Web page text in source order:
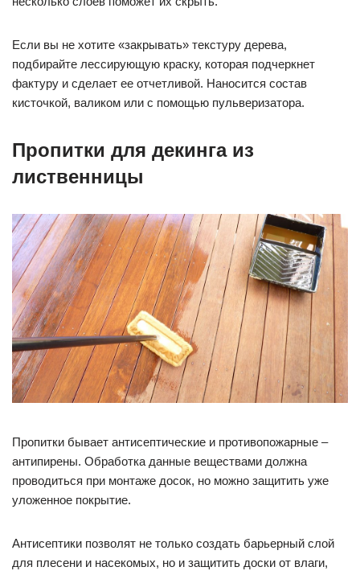
Если вы не хотите «закрывать» текстуру дерева,
подбирайте лессирующую краску, которая подчеркнет
фактуру и сделает ее отчетливой. Наносится состав
кисточкой, валиком или с помощью пульверизатора.
Пропитки для декинга из
лиственницы
Пропитки бывает антисептические и противопожарные –
антипирены. Обработка данные веществами должна
проводиться при монтаже досок, но можно защитить уже
уложенное покрытие.
Антисептики позволят не только создать барьерный слой
для плесени и насекомых, но и защитить доски от влаги,